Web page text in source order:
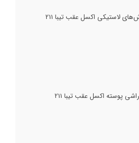
لاستیکی اکسل عقب تیبا 211
پوسته اکسل عقب تیبا 211